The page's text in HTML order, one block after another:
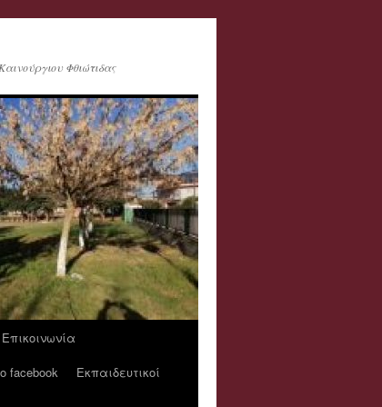
Καινούργιου Φθιώτιδας
Επικοινωνία
facebook
Εκπαιδευτικοί